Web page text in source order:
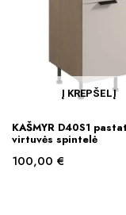
Į KREPŠELĮ
KAŠMYR D40S1
virtuvės spintelė
100,00 €